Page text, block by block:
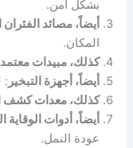
بشكل آمن.
أيضاً، مصائد الفئران
المكان.
كذلك، مبيدات
أيضاً، أجهزة التبخير :
كذلك، معدات كشف
أيضاً، أدوات الوقاية
عودة النمل.